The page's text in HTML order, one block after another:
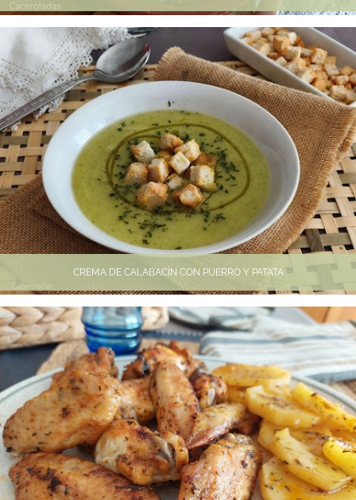
CREMA DE CALABACÍN CON PUERRO Y PATATA